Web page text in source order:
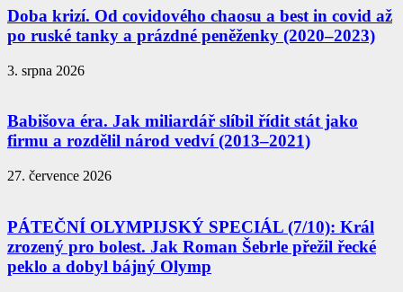
Doba krizí. Od covidového chaosu a best in covid až
po ruské tanky a prázdné peněženky (2020–2023)
3. srpna 2026
Babišova éra. Jak miliardář slíbil řídit stát jako
firmu a rozdělil národ vedví (2013–2021)
27. července 2026
PÁTEČNÍ OLYMPIJSKÝ SPECIÁL (7/10): Král
zrozený pro bolest. Jak Roman Šebrle přežil řecké
peklo a dobyl bájný Olymp